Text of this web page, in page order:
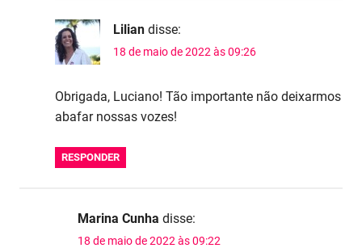
Lilian disse:
18 de maio de 2022 às 09:26
Obrigada, Luciano! Tão importante não deixarmos
abafar nossas vozes!
RESPONDER
Marina Cunha disse:
18 de maio de 2022 às 09:22